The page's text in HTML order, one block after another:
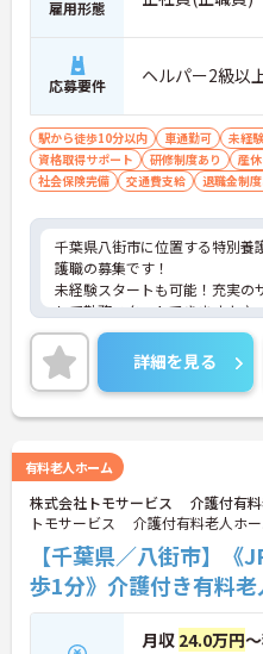
雇用形態
応募要件 ヘルパー2級以
駅から徒歩10分以内 車通勤可 未経
資格取得サポート
研修制度あり
産
社会保険完備
交通費支給 退職金制
千葉県八街市に位置する特別養
護職の募集です！
未経験スタートも可能！充実の
して勤務スタートできますよ♪
ご興味ある方には、面接対策ポ
詳細をお話しいたしますのでお
い！
詳細を見る
有料老人ホーム
株式会社トモサービス 介護付有料
トモサービス 介護付有料老人ホ
【千葉県／八街市】《
歩1分》介護付き有料
月収 24.0万円